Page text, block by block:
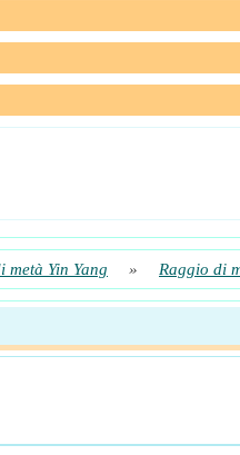
metà Yin Yang » Raggio di